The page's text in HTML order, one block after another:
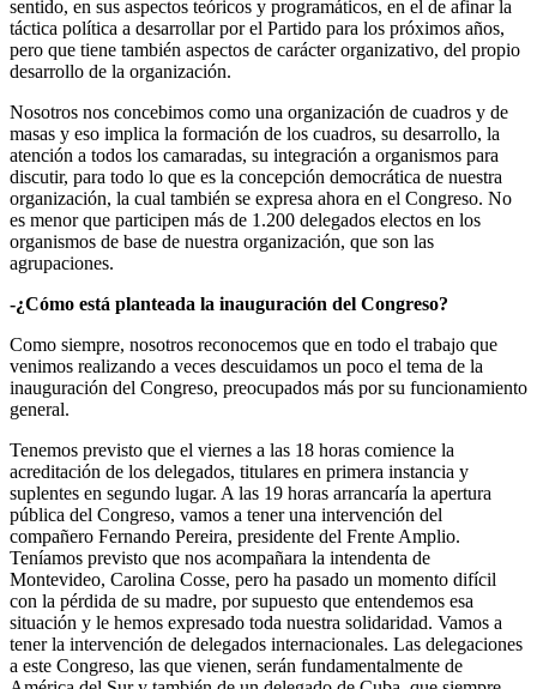
sentido, en sus aspectos teóricos y programáticos, en el de afinar la
táctica política a desarrollar por el Partido para los próximos años,
pero que tiene también aspectos de carácter organizativo, del propio
desarrollo de la organización.
Nosotros nos concebimos como una organización de cuadros y de
masas y eso implica la formación de los cuadros, su desarrollo, la
atención a todos los camaradas, su integración a organismos para
discutir, para todo lo que es la concepción democrática de nuestra
organización, la cual también se expresa ahora en el Congreso. No
es menor que participen más de 1.200 delegados electos en los
organismos de base de nuestra organización, que son las
agrupaciones.
-¿Cómo está planteada la inauguración del Congreso?
Como siempre, nosotros reconocemos que en todo el trabajo que
venimos realizando a veces descuidamos un poco el tema de la
inauguración del Congreso, preocupados más por su funcionamiento
general.
Tenemos previsto que el viernes a las 18 horas comience la
acreditación de los delegados, titulares en primera instancia y
suplentes en segundo lugar. A las 19 horas arrancaría la apertura
pública del Congreso, vamos a tener una intervención del
compañero Fernando Pereira, presidente del Frente Amplio.
Teníamos previsto que nos acompañara la intendenta de
Montevideo, Carolina Cosse, pero ha pasado un momento difícil
con la pérdida de su madre, por supuesto que entendemos esa
situación y le hemos expresado toda nuestra solidaridad. Vamos a
tener la intervención de delegados internacionales. Las delegaciones
a este Congreso, las que vienen, serán fundamentalmente de